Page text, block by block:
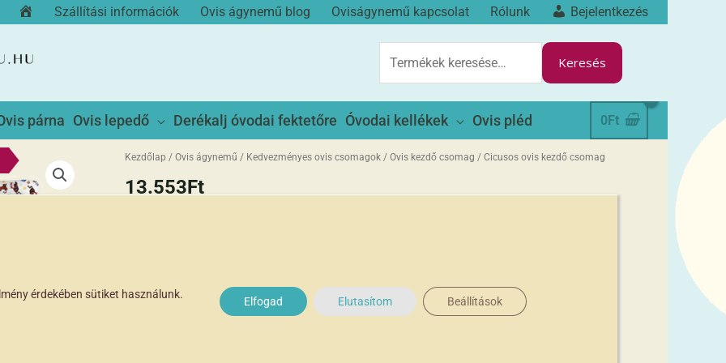
Kezdőoldal
Szállítási információk Ovis ágynemű blog Oviságynemű kapcsolat Rólunk
Bejelentkezés
Keresés
párna Ovis lepedő Derékalj óvodai fektetőre Óvodai kellékek Ovis pléd 0Ft
Kezdőlap /Ovis ágynemű / Kedvezményes ovis csomagok /Ovis kezdő csomag / Cicusos ovis kezdő csomag
13.553Ft
A kedvezményes csomag tartalma:
érdekében sütiket használunk.
Elfogad Elutasítom Beállítások